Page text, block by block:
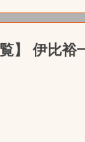
】 伊比裕